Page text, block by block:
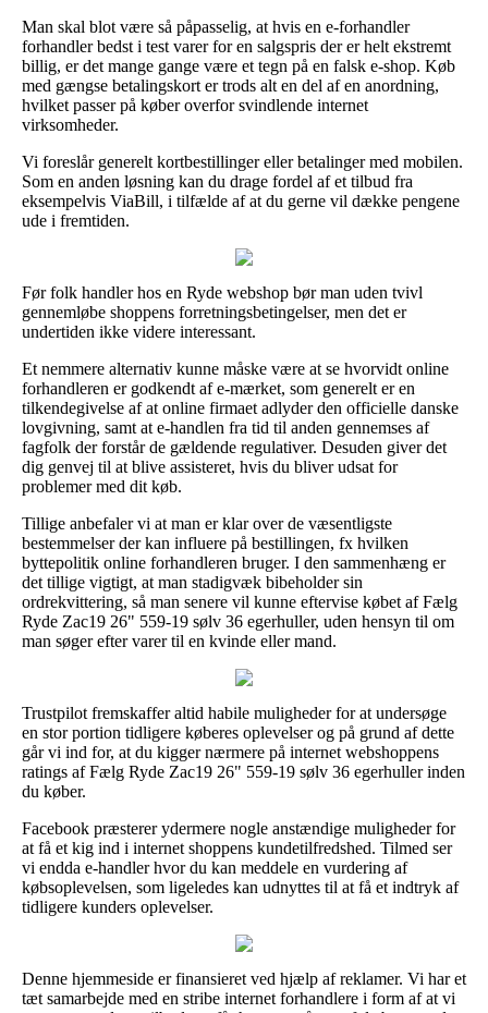
Man skal blot være så påpasselig, at hvis en e-forhandler
forhandler bedst i test varer for en salgspris der er helt ekstremt
billig, er det mange gange være et tegn på en falsk e-shop. Køb
med gængse betalingskort er trods alt en del af en anordning,
hvilket passer på køber overfor svindlende internet
virksomheder.
Vi foreslår generelt kortbestillinger eller betalinger med mobilen.
Som en anden løsning kan du drage fordel af et tilbud fra
eksempelvis ViaBill, i tilfælde af at du gerne vil dække pengene
ude i fremtiden.
Før folk handler hos en Ryde webshop bør man uden tvivl
gennemløbe shoppens forretningsbetingelser, men det er
undertiden ikke videre interessant.
Et nemmere alternativ kunne måske være at se hvorvidt online
forhandleren er godkendt af e-mærket, som generelt er en
tilkendegivelse af at online firmaet adlyder den officielle danske
lovgivning, samt at e-handlen fra tid til anden gennemses af
fagfolk der forstår de gældende regulativer. Desuden giver det
dig genvej til at blive assisteret, hvis du bliver udsat for
problemer med dit køb.
Tillige anbefaler vi at man er klar over de væsentligste
bestemmelser der kan influere på bestillingen, fx hvilken
byttepolitik online forhandleren bruger. I den sammenhæng er
det tillige vigtigt, at man stadigvæk bibeholder sin
ordrekvittering, så man senere vil kunne eftervise købet af Fælg
Ryde Zac19 26" 559-19 sølv 36 egerhuller, uden hensyn til om
man søger efter varer til en kvinde eller mand.
Trustpilot fremskaffer altid habile muligheder for at undersøge
en stor portion tidligere køberes oplevelser og på grund af dette
går vi ind for, at du kigger nærmere på internet webshoppens
ratings af Fælg Ryde Zac19 26" 559-19 sølv 36 egerhuller inden
du køber.
Facebook præsterer ydermere nogle anstændige muligheder for
at få et kig ind i internet shoppens kundetilfredshed. Tilmed ser
vi endda e-handler hvor du kan meddele en vurdering af
købsoplevelsen, som ligeledes kan udnyttes til at få et indtryk af
tidligere kunders oplevelser.
Denne hjemmeside er finansieret ved hjælp af reklamer. Vi har et
tæt samarbejde med en stribe internet forhandlere i form af at vi